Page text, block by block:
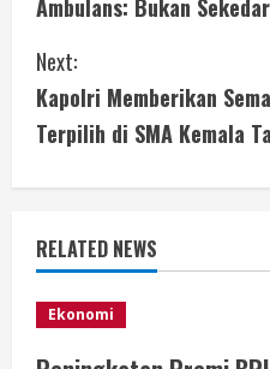
n
t
i
n
u
e
R
Ambulans: Bukan
Next:
Kapolri Memberikan
Terpilih di SMA Kemala
RELATED NEWS
Ekonomi